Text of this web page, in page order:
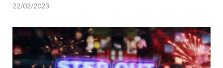
22/02/2023